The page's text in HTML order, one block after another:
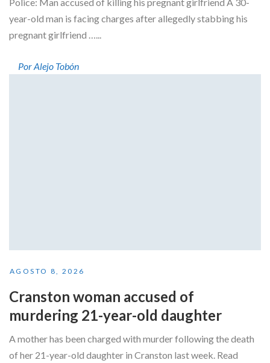
year-old man is facing charges after allegedly stabbing his
pregnant girlfriend …...
Por Alejo Tobón
AGOSTO 8, 2026
Cranston woman accused of
murdering 21-year-old daughter
A mother has been charged with murder following the death
of her 21-year-old daughter in Cranston last week. Read